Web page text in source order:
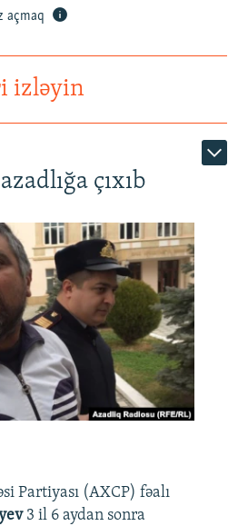
açmaq
izləyin
çıxıb
Partiyası (AXCP) fəalı
3 il 6 aydan sonra